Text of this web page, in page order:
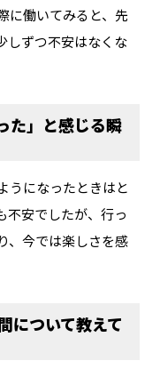
に働いてみると、先
しずつ不安はなくな
た」と感じる瞬
うになったときはと
不安でしたが、行っ
、今では楽しさを感
について教えて